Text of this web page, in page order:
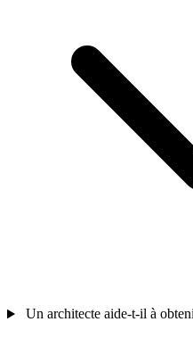
Un architecte aide-t-il à